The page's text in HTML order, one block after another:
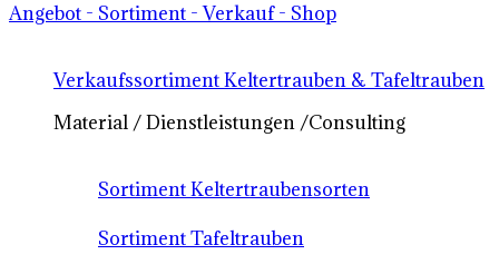
Angebot - Sortiment - Verkauf - Shop
Verkaufssortiment Keltertrauben & Tafeltrauben
Material / Dienstleistungen /Consulting
Sortiment Keltertraubensorten
Sortiment Tafeltrauben